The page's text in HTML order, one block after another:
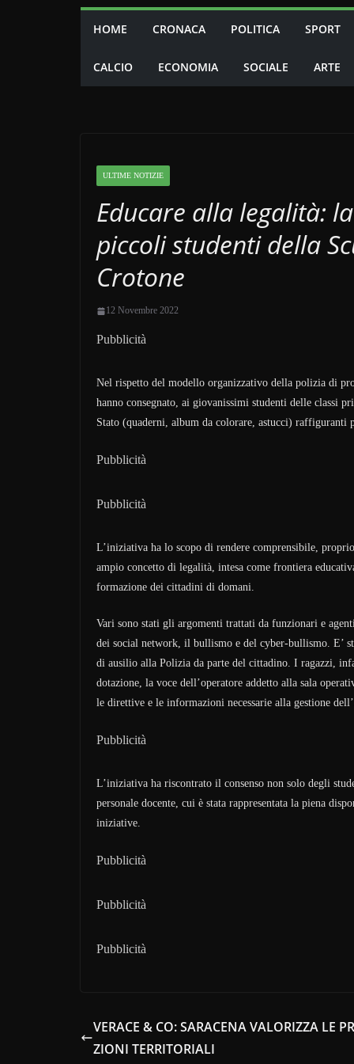
HOME CRONACA POLITICA SPORT
CALCIO ECONOMIA SOCIALE ARTE
ULTIME NOTIZIE
Educare alla legalità:
piccoli studenti della
Crotone
12 Novembre 2022
Pubblicità
Nel rispetto del modello organizzativo della polizia di
hanno consegnato, ai giovanissimi studenti delle classi
Stato (quaderni, album da colorare, astucci) raffiguranti
Pubblicità
Pubblicità
L’iniziativa ha lo scopo di rendere comprensibile,
ampio concetto di legalità, intesa come frontiera
formazione dei cittadini di domani.
Vari sono stati gli argomenti trattati da funzionari e
dei social network, il bullismo e del cyber-bullismo. E’
di ausilio alla Polizia da parte del cittadino. I ragazzi,
dotazione, la voce dell’operatore addetto alla sala
le direttive e le informazioni necessarie alla gestione
Pubblicità
L’iniziativa ha riscontrato il consenso non solo degli
personale docente, cui è stata rappresentata la piena
iniziative.
Pubblicità
Pubblicità
Pubblicità
VERACE & CO: SARACENA VALORIZZA LE
ZIONI TERRITORIALI